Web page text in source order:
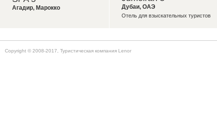
Агадир, Марокко Дубаи, ОАЭ
Отель для взыскательных туристов
Copyright © 2008-2017, Туристическая компания Lenor